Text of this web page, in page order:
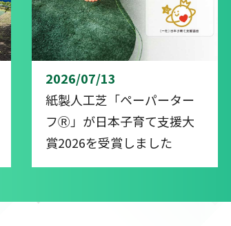
2026/07/13
紙製人工芝「ペーパーター
フⓇ」が日本子育て支援大
賞2026を受賞しました